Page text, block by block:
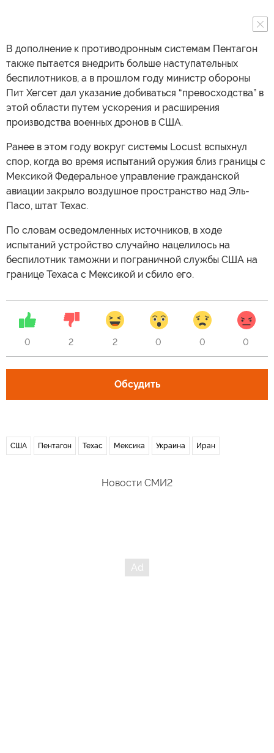
В дополнение к противодронным системам Пентагон
также пытается внедрить больше наступательных
беспилотников, а в прошлом году министр обороны
Пит Хегсет дал указание добиваться “превосходства” в
этой области путем ускорения и расширения
производства военных дронов в США.
Ранее в этом году вокруг системы Locust вспыхнул
спор, когда во время испытаний оружия близ границы с
Мексикой Федеральное управление гражданской
авиации закрыло воздушное пространство над Эль-
Пасо, штат Техас.
По словам осведомленных источников, в ходе
испытаний устройство случайно нацелилось на
беспилотник таможни и пограничной службы США на
границе Техаса с Мексикой и сбило его.
0 2 2 0 0 0
Обсудить
США Пентагон Техас Мексика Украина Иран
Новости СМИ2